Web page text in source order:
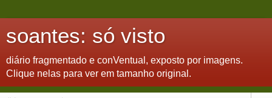
soantes: só visto
diário fragmentado e conVentual, exposto por imagens.
Clique nelas para ver em tamanho original.